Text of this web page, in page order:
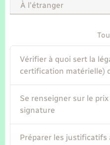
À l'étranger
Vérifier à quoi sert la
certification matérielle)
Se renseigner sur le
signature
Préparer les justificatifs